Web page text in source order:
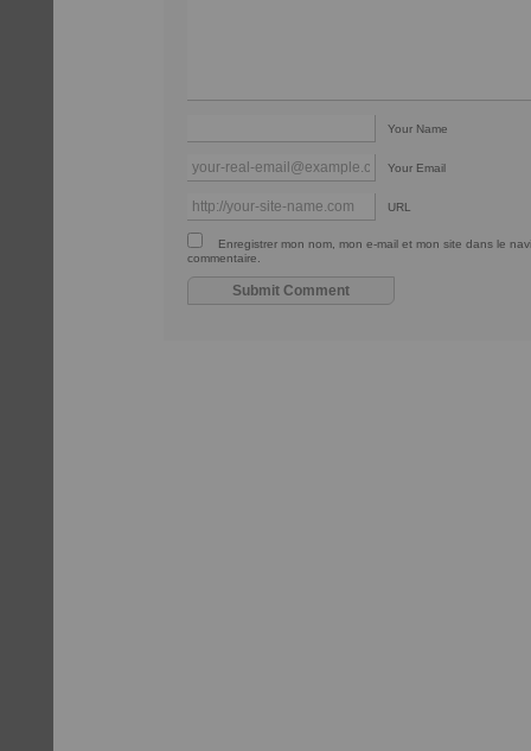
Your Name
Your Email
URL
Enregistrer mon nom, mon e-mail et mon site dans le
commentaire.